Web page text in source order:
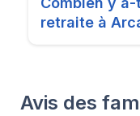
retraite à
Avis des